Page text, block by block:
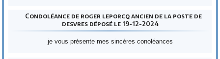
Condoléance de roger leporcq ancien de la poste de
desvres déposé le 19-12-2024
je vous présente mes sincères conoléances